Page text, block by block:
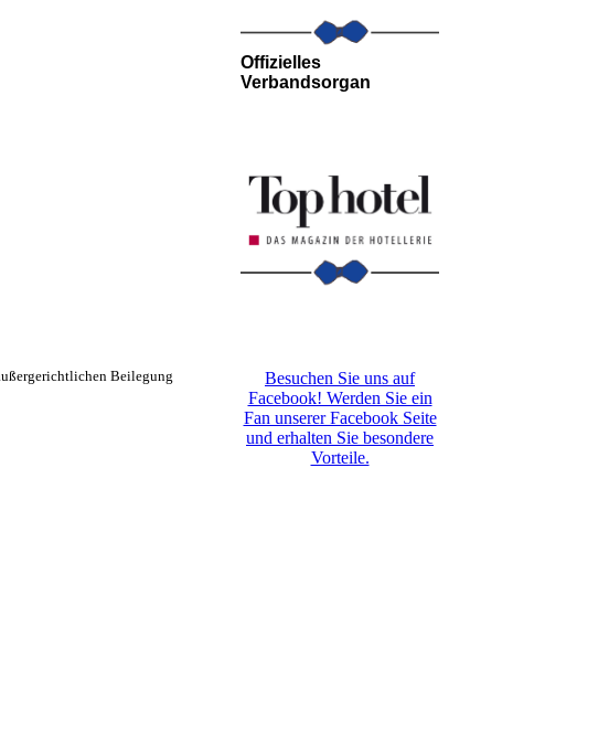
Beilegung
Offizielles
Verbandsorgan
Besuchen Sie uns auf
Facebook! Werden Sie ein
Fan unserer Facebook Seite
und erhalten Sie besondere
Vorteile.